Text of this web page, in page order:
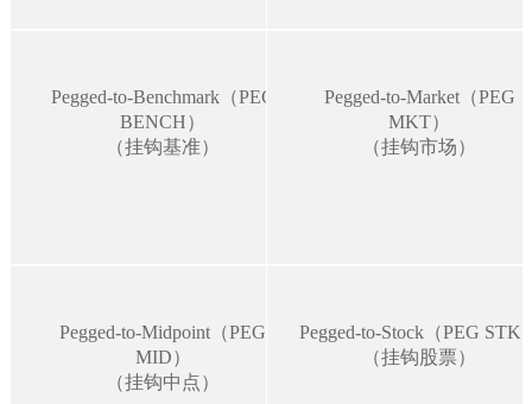
Pegged-to-Benchmark（PEG
BENCH）
（挂钩基准）
Pegged-to-Market（PEG
MKT）
（挂钩市场）
Pegged-to-Midpoint（PEG
MID）
（挂钩中点）
Pegged-to-Stock（PEG STK
（挂钩股票）